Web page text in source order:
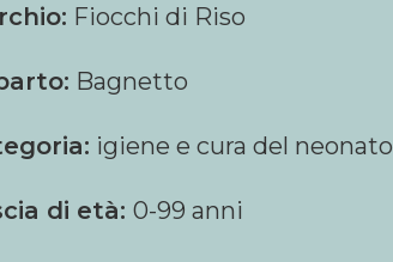
Fiocchi di Riso
Bagnetto
igiene e cura del neonato
di età: 0-99 anni